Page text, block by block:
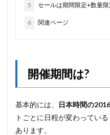
5 セールは期間限定+数量限
6 関連ページ
開催期間は?
基本的には、 日本時間の
トごとに日程が変わってい
あります。